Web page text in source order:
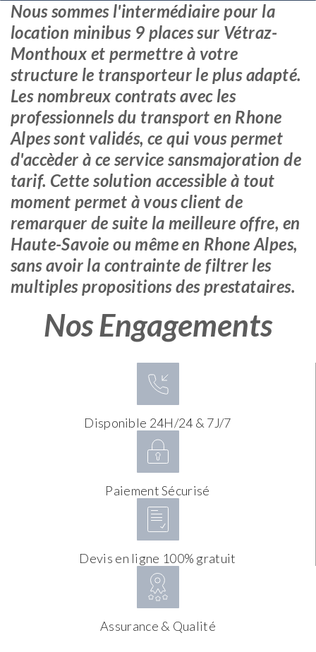
Nous sommes l'intermédiaire pour la
location minibus 9 places sur Vétraz-
Monthoux et permettre à votre
structure le transporteur le plus adapté.
Les nombreux contrats avec les
professionnels du transport en Rhone
Alpes sont validés, ce qui vous permet
d'accèder à ce service sansmajoration de
tarif. Cette solution accessible à tout
moment permet à vous client de
remarquer de suite la meilleure offre, en
Haute-Savoie ou même en Rhone Alpes,
sans avoir la contrainte de filtrer les
multiples propositions des prestataires.
Nos Engagements
Disponible 24H/24 & 7J/7
Paiement Sécurisé
Devis en ligne 100% gratuit
Assurance & Qualité